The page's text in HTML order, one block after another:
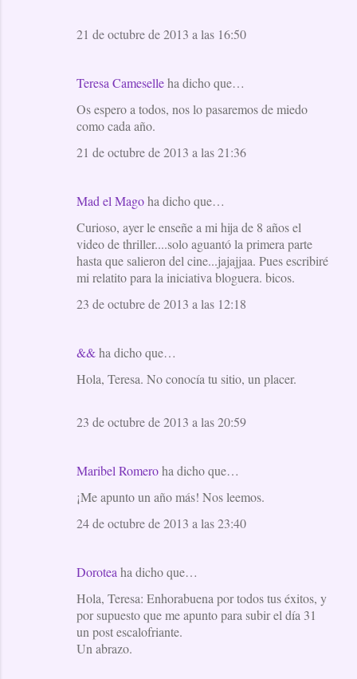
21 de octubre de 2013 a las 16:50
Teresa Cameselleha dicho que…
Os espero a todos, nos lo pasaremos de miedo
como cada año.
21 de octubre de 2013 a las 21:36
Mad el Magoha dicho que…
Curioso, ayer le enseñe a mi hija de 8 años el
video de thriller....solo aguantó la primera parte
hasta que salieron del cine...jajajjaa. Pues escribiré
mi relatito para la iniciativa bloguera. bicos.
23 de octubre de 2013 a las 12:18
&&ha dicho que…
Hola, Teresa. No conocía tu sitio, un placer.
23 de octubre de 2013 a las 20:59
Maribel Romeroha dicho que…
¡Me apunto un año más! Nos leemos.
24 de octubre de 2013 a las 23:40
Dorotea ha dicho que…
Hola, Teresa: Enhorabuena por todos tus éxitos, y
por supuesto que me apunto para subir el día 31
un post escalofriante.
Un abrazo.